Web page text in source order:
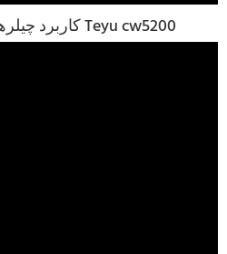
S&A کاربرد چیلرهای آبی صنعتی Teyu cw5200